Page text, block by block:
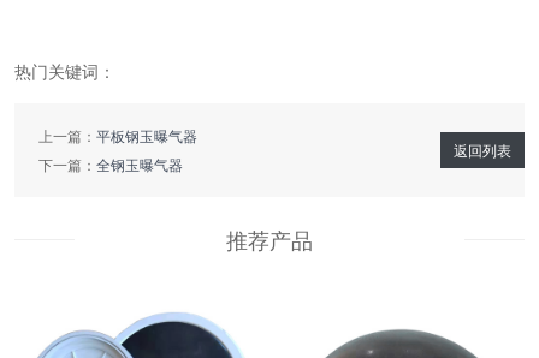
热门关键词：
上一篇： 平板钢玉曝气器
下一篇： 全钢玉曝气器
返回列表
推荐产品